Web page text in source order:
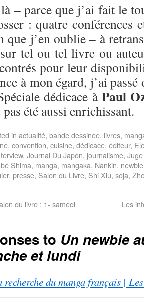
– parce que j’ai fait le
: quatre conférences
que j’en oublie – à
tel ou tel livre ou
pour leur
à mon égard, j’ai
dédicace à Paul
été aussi enrichissant.
in actualité, bande dessinée, livres,
, convention, cuisine, dédicace, éditeur,
, Journal Du Japon, journalisme,
Shima, manga, mangaka, Nankin, newbie
, presse, Salon du Livre, Shi Xiu, soja,
du livre : 1- samedi Les
to Un newbie
et lundi
recherche du manga français |